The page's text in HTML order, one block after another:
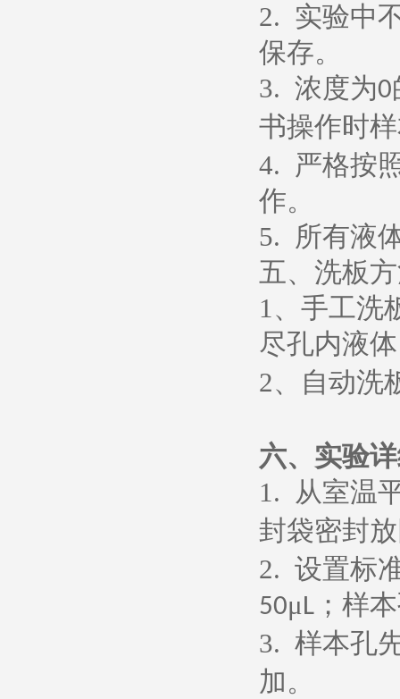
2. 实验中
保存。
3. 浓度为0
书操作时
4. 严格按
作。
5. 所有液
五、洗板
1、 手工洗
尽孔内液
2、 自动洗
六、 实验
1. 从室温
封袋密封
2. 设置标
50μL ；样
3. 样本孔
加。